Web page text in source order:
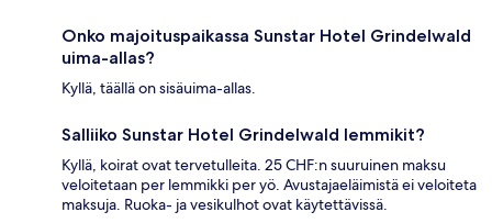
Onko majoituspaikassa Sunstar Hotel Grindelwald
uima-allas?
Kyllä, täällä on sisäuima-allas.
Salliiko Sunstar Hotel Grindelwald lemmikit?
Kyllä, koirat ovat tervetulleita. 25 CHF:n suuruinen maksu
veloitetaan per lemmikki per yö. Avustajaeläimistä ei veloiteta
maksuja. Ruoka- ja vesikulhot ovat käytettävissä.